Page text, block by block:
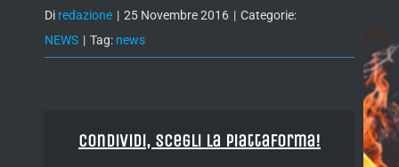
Di redazione | 25 Novembre 2016 | Categorie:
NEWS | Tag: news
Condividi, Scegli la piattaforma!